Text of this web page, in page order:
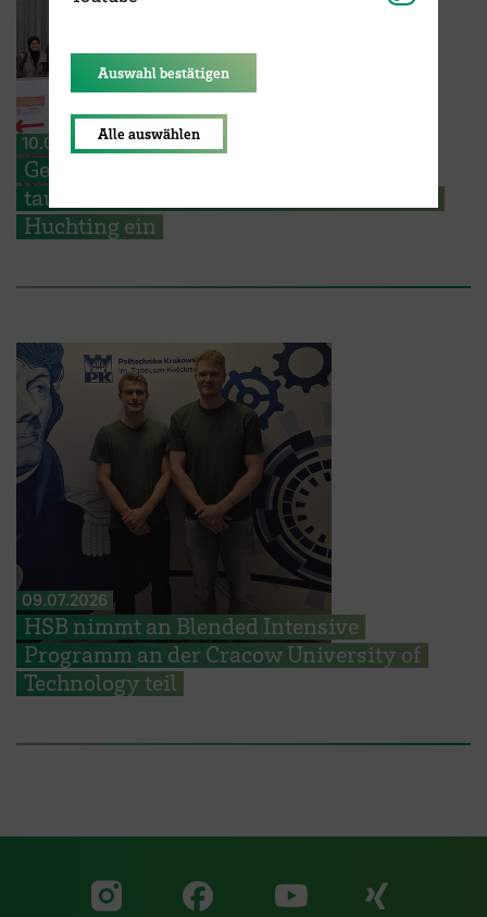
10.07.2026
Genaues Hinhören: HSB-Studierende
tauchen in die Geschichten des Quartiers
Huchting ein
09.07.2026
HSB nimmt an Blended Intensive
Programm an der Cracow University of
Technology teil
Zu unserer Facebook
Zu
Auswahl bestätigen
Alle auswählen